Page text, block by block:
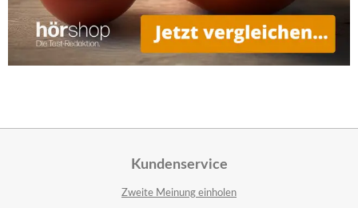
Kundenservice
Zweite Meinung einholen